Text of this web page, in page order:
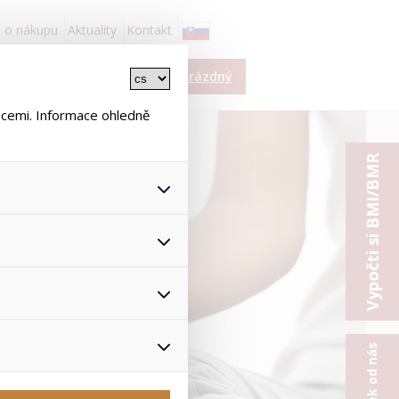
Vypočti si BMI/BMR
o nákupu Aktuality Kontakt
Košík je prázdný
Informace ohledně
s uživáním cookies. Pro
nedokážeme zjistit
se nevhodným